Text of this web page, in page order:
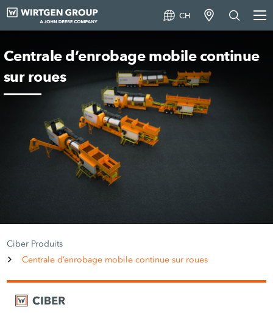
CH
Centrale d’enrobage mobile continue
sur roues
Ciber Produits
Centrale d’enrobage mobile continue sur roues